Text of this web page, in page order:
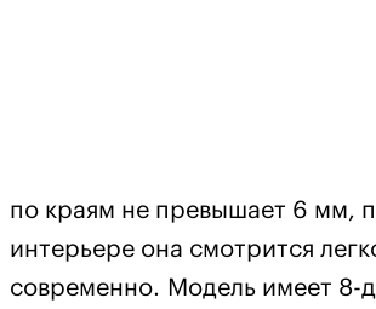
по краям не превышает 6 мм,
интерьере она смотрится
современно. Модель имеет 8-